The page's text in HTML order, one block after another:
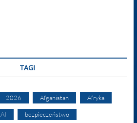
TAGI
2026 Afganistan Afryka
AI bezpieczeństwo